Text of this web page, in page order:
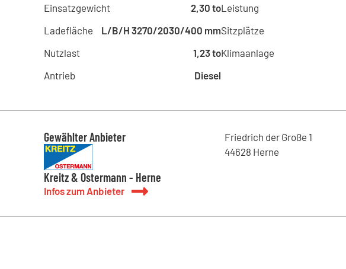
Einsatzgewicht
2,30 to
Ladefläche
L/B/H 3270/2030/400 mm
Nutzlast
1,23 to
Antrieb
Diesel
Leistung
Sitzplätze
Klimaanlage
Gewählter Anbieter
Kreitz & Ostermann - Herne
Infos zum Anbieter
Friedrich der Große 1
44628 Herne